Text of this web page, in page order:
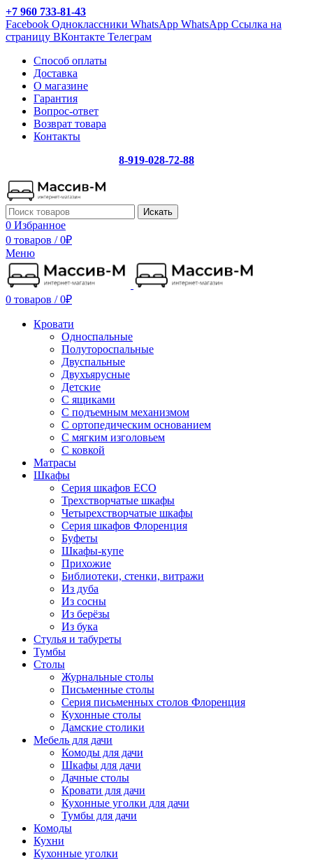
+7 960 733-81-43
Facebook Одноклассники WhatsApp WhatsApp Ссылка на
страницу ВКонтакте Телеграм
Способ оплаты
Доставка
О магазине
Гарантия
Вопрос-ответ
Возврат товара
Контакты
8-919-028-72-88
Искать
0 Избранное
0 товаров / 0₽
Меню
0 товаров / 0₽
Кровати
Односпальные
Полутороспальные
Двуспальные
Двухъярусные
Детские
С ящиками
С подъемным механизмом
С ортопедическим основанием
С мягким изголовьем
С ковкой
Матрасы
Шкафы
Серия шкафов ECO
Трехстворчатые шкафы
Четырехстворчатые шкафы
Серия шкафов Флоренция
Буфеты
Шкафы-купе
Прихожие
Библиотеки, стенки, витражи
Из дуба
Из сосны
Из берёзы
Из бука
Стулья и табуреты
Тумбы
Столы
Журнальные столы
Письменные столы
Серия письменных столов Флоренция
Кухонные столы
Дамские столики
Мебель для дачи
Комоды для дачи
Шкафы для дачи
Дачные столы
Кровати для дачи
Кухонные уголки для дачи
Тумбы для дачи
Комоды
Кухни
Кухонные уголки